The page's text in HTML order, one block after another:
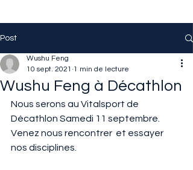
Post
Wushu Feng à Décathlon
Wushu Feng
10 sept. 2021 1 min de lecture
Nous serons au Vitalsport de
Décathlon Samedi 11 septembre.
Venez nous rencontrer  et essayer
nos disciplines.